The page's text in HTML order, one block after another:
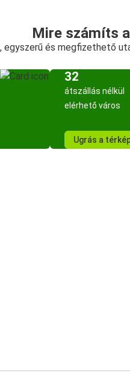
Mire számíts
egyszerű és megfizethető
32
átszállás nélkül
elérhető város
Ugrás a